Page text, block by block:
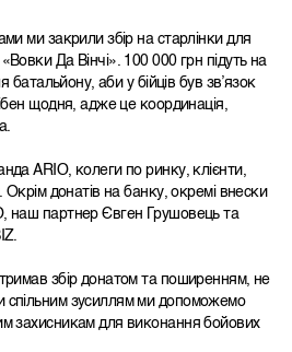
ми закрили збір на старлінки для
Да Вінчі». 100 000 грн підуть на
батальйону, аби у бійців був зв’язок
щодня, адже це координація,
ARIO, колеги по ринку, клієнти,
Окрім донатів на банку, окремі внески
наш партнер Євген Грушовець та
збір донатом та поширенням, не
зусиллям ми допоможемо
захисникам для виконання бойових